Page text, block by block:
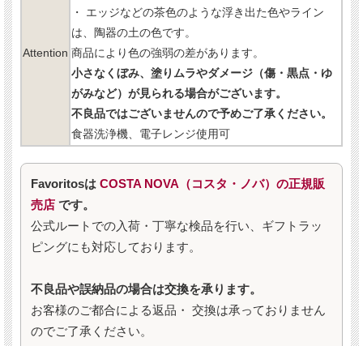
Attention
・ エッジなどの茶色のような浮き出た色やライン
は、陶器の土の色です。
商品により色の強弱の差があります。
小さなくぼみ、塗りムラやダメージ（傷・黒点・ゆ
がみなど）が見られる場合がございます。
不良品ではございませんので予めご了承ください。
食器洗浄機、電子レンジ使用可
Favoritosは COSTA NOVA（コスタ・ノバ）の正規販
売店 です。
公式ルートでの入荷・丁寧な検品を行い、ギフトラッ
ピングにも対応しております。
不良品や誤納品の場合は交換を承ります。
お客様のご都合による返品・ 交換は承っておりません
のでご了承ください。